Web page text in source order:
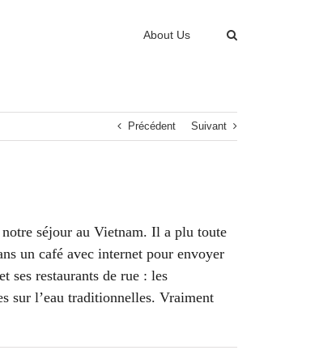
About Us
Précédent Suivant
séjour au Vietnam. Il a plu toute
un café avec internet pour envoyer
ses restaurants de rue : les
sur l’eau traditionnelles. Vraiment